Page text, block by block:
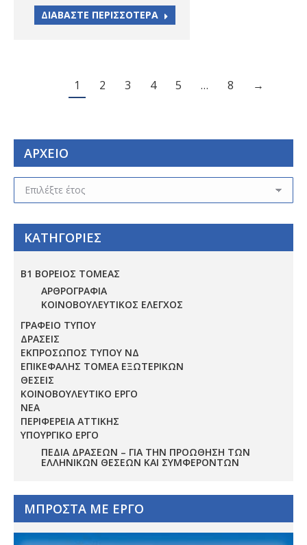
ΔΙΑΒΑΣΤΕ ΠΕΡΙΣΣΟΤΕΡΑ
1 2 3 4 5 … 8 →
ΑΡΧΕΙΟ
ΑΡΧΕΙΟ
ΚΑΤΗΓΟΡΙΕΣ
Β1 ΒΟΡΕΙΟΣ ΤΟΜΕΑΣ
ΑΡΘΡΟΓΡΑΦΙΑ
ΚΟΙΝΟΒΟΥΛΕΥΤΙΚΟΣ ΕΛΕΓΧΟΣ
ΓΡΑΦΕΙΟ ΤΥΠΟΥ
ΔΡΑΣΕΙΣ
ΕΚΠΡΟΣΩΠΟΣ ΤΥΠΟΥ ΝΔ
ΕΠΙΚΕΦΑΛΗΣ ΤΟΜΕΑ ΕΞΩΤΕΡΙΚΩΝ
ΘΕΣΕΙΣ
ΚΟΙΝΟΒΟΥΛΕΥΤΙΚΟ ΕΡΓΟ
ΝΕΑ
ΠΕΡΙΦΕΡΕΙΑ ΑΤΤΙΚΗΣ
ΥΠΟΥΡΓΙΚΟ ΕΡΓΟ
ΠΕΔΊΑ ΔΡΆΣΕΩΝ – ΓΙΑ ΤΗΝ ΠΡΟΏΘΗΣΗ ΤΩΝ
ΕΛΛΗΝΙΚΏΝ ΘΈΣΕΩΝ ΚΑΙ ΣΥΜΦΕΡΌΝΤΩΝ
ΜΠΡΟΣΤΑ ΜΕ ΕΡΓΟ